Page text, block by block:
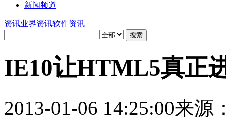
新闻频道
资讯业界资讯软件资讯
IE10让HTML5真正
2013-01-06 14:25:00来源